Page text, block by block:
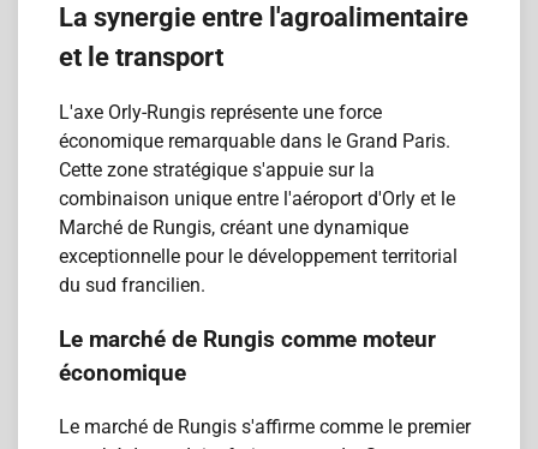
La synergie entre l'agroalimentaire
et le transport
L'axe Orly-Rungis représente une force
économique remarquable dans le Grand Paris.
Cette zone stratégique s'appuie sur la
combinaison unique entre l'aéroport d'Orly et le
Marché de Rungis, créant une dynamique
exceptionnelle pour le développement territorial
du sud francilien.
Le marché de Rungis comme moteur
économique
Le marché de Rungis s'affirme comme le premier